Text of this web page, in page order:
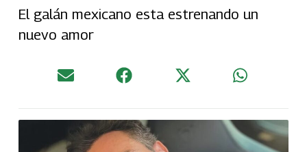
El galán mexicano esta estrenando un
nuevo amor